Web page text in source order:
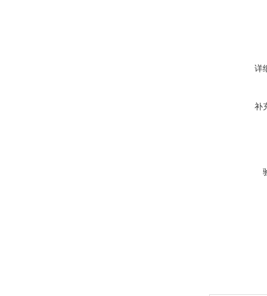
详
补